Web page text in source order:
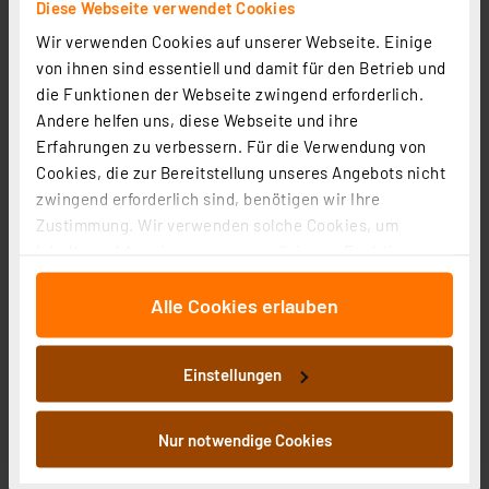
Diese Webseite verwendet Cookies
Wir verwenden Cookies auf unserer Webseite. Einige
von ihnen sind essentiell und damit für den Betrieb und
die Funktionen der Webseite zwingend erforderlich.
Andere helfen uns, diese Webseite und ihre
Erfahrungen zu verbessern. Für die Verwendung von
Cookies, die zur Bereitstellung unseres Angebots nicht
zwingend erforderlich sind, benötigen wir Ihre
Zustimmung. Wir verwenden solche Cookies, um
für soziale Medien anbieten zu können und die Zugriffe
auf unsere Website zu analysieren. Außerdem geben
an unsere Partner für soziale Medien, Werbung und
Analysen weiter. Unsere Partner führen diese
Informationen möglicherweise mit weiteren Daten
zusammen, die Sie ihnen bereitgestellt haben oder die
sie im Rahmen Ihrer Nutzung der Dienste gesammelt
Alle Cookies erlauben
Einstellungen
Nur notwendige Cookies
Heizkörperthermostat und 1x Wandthermostat
Artikel-Nr. 251159
(9)